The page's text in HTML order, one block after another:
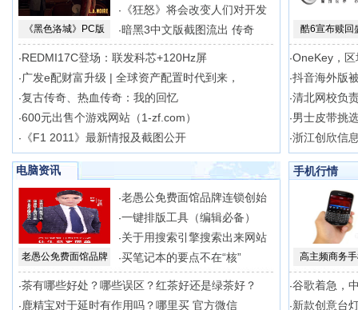
《黑色洛城》PC版
· 《狂怒》将会改变人们对开发
·暗黑3中文版截图流出 传奇
·REDMI17C登场：联发科芯+120Hz屏
· 广发e配财富升级 | 全球资产配置时代到来，
·复古传奇、热血传奇：我的回忆
·600元出售个游戏网站（1-zf.com）
· 《F1 2011》最新情报及截图公开
酷6宣布赎回
·OneKey，
·抖音海外版
·清北网校负
·男士皮带挑
·浙江创欣信
电脑资讯
老愚公免费面馆品牌
·老愚公免费面馆品牌连锁创始
·一键排版工具（编辑必备）
·关于用搜索引擎搜索出来网站
·买笔记本的要点不在“核”
·茶有哪些好处？哪些误区？红茶好还是绿茶好？
· 鹿精宝对于延时有作用吗？哪里买 官方微信
手机行情
高主频商务
·谷歌着急，
·新款创意台